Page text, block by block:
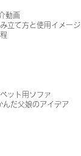
動画
立て方と使用イメージ
ペット用ソファ
だ父娘のアイデア